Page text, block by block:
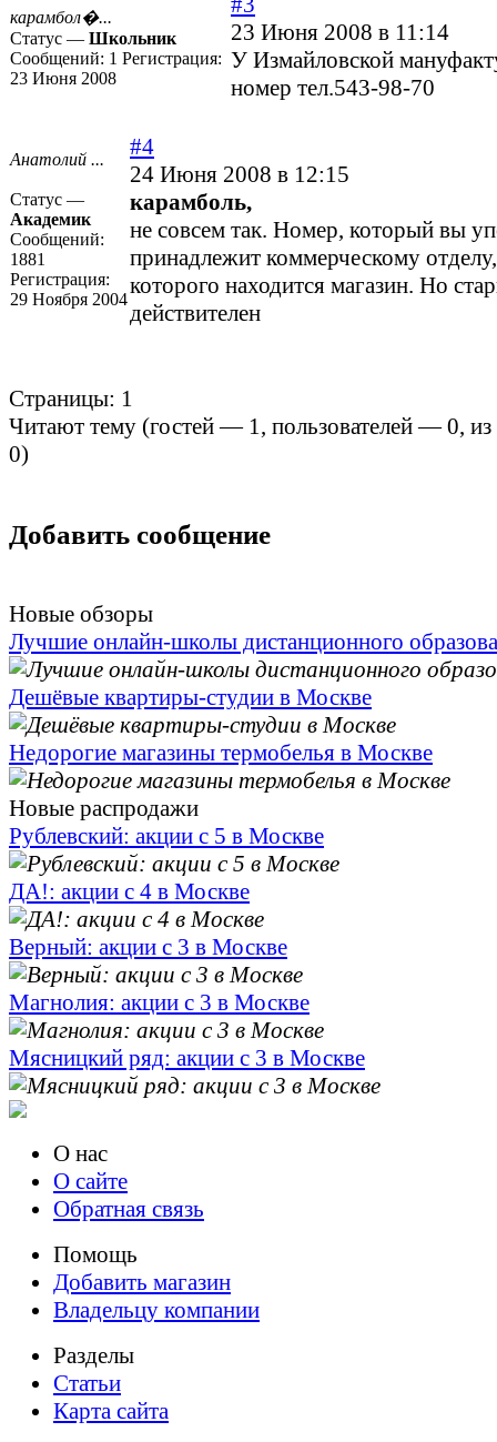
карамбол�...
Статус — Школьник
Сообщений: 1 Регистрация:
23 Июня 2008
23 Июня 2008 в 11:14
У Измайловской
номер тел.543-98-70
Анатолий ...
Статус —
Академик
Сообщений:
1881
Регистрация:
29 Ноября 2004
#4
24 Июня 2008 в 12:15
карамболь,
не совсем так. Номер, который вы
принадлежит коммерческому
которого находится магазин. Но
действителен
Страницы: 1
Читают тему (гостей — 1, пользователей —0,
0)
Добавить сообщение
Новые обзоры
Лучшие онлайн-школы дистанционного
Дешёвые квартиры-студии в Москве
Недорогие магазины термобелья в Москве
Новые распродажи
Рублевский: акции с 5 в Москве
ДА!: акции с 4 в Москве
Верный: акции с 3 в Москве
Магнолия: акции с 3 в Москве
Мясницкий ряд: акции с 3 в Москве
О нас
О сайте
Обратная связь
Помощь
Добавить магазин
Владельцу компании
Разделы
Статьи
Карта сайта